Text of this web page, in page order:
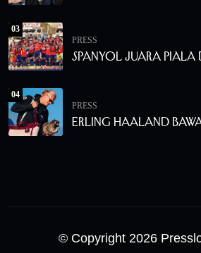
03
PRESS
Spanyol Juara Piala
04
PRESS
Erling Haaland
© Copyright 2026